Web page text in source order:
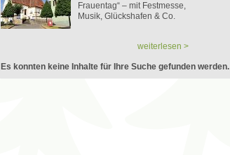
Frauentag“ – mit Festmesse,
Musik, Glückshafen & Co.
weiterlesen >
Es konnten keine Inhalte für Ihre Suche gefunden werden.